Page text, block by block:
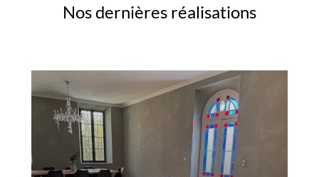
Nos dernières réalisations